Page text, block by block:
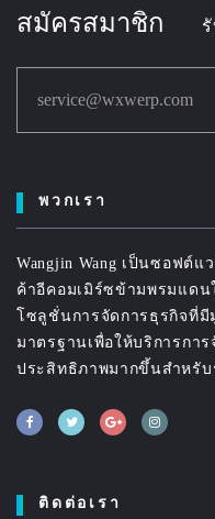
สมัครสมาชิก
service@wxwerp.com
พวกเรา
Wangjin Wang เป็นซอฟต์
ค้าอีคอมเมิร์ซข้ามพรมแดน
โซลูชั่นการจัดการธุรกิจที่มี
มาตรฐานเพื่อให้บริการกา
ประสิทธิภาพมากขึ้นสำหรับ
ติดต่อเรา